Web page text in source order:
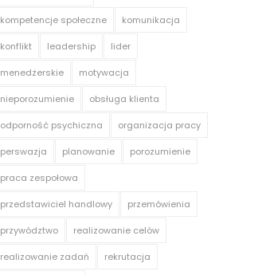
kompetencje społeczne komunikacja
konflikt leadership lider
menedżerskie motywacja
nieporozumienie obsługa klienta
odporność psychiczna organizacja pracy
perswazja planowanie porozumienie
praca zespołowa
przedstawiciel handlowy przemówienia
przywództwo realizowanie celów
realizowanie zadań rekrutacja